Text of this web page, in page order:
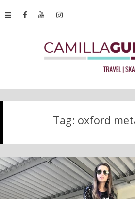
Tag: oxford